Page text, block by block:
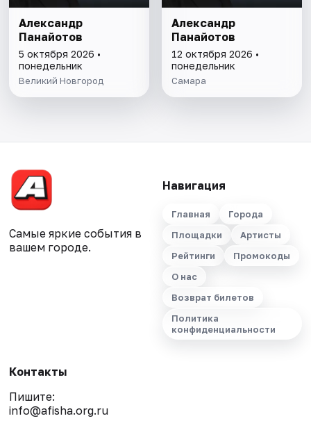
Александр
Панайотов
5 октября 2026 •
понедельник
Великий Новгород
Александр
Панайотов
12 октября 2026 •
понедельник
Самара
Самые яркие события в
вашем городе.
Навигация
Главная
Города
Площадки
Артисты
Рейтинги
Промокоды
О нас
Возврат билетов
Политика
конфиденциальности
Контакты
Пишите:
info@afisha.org.ru